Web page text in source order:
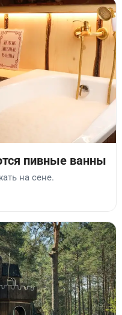
пивные ванны
на сене.